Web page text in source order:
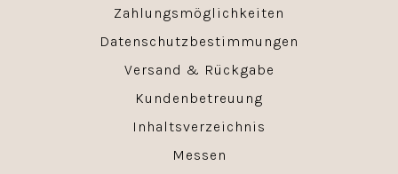
Zahlungsmöglichkeiten
Datenschutzbestimmungen
Versand & Rückgabe
Kundenbetreuung
Inhaltsverzeichnis
Messen